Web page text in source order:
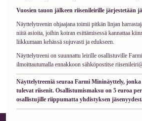
Vuosien tauon jälkeen riisenileirille järjestetään
Näyttelytreenin ohjaajana toimii pitkän linjan
niitä asioita, joihin koiran esittämisessä kannattaa
liikkumaan kehässä sujuvasti ja edukseen.
Näyttelytreeni on suunnattu leirille osallistuville
ilmoittautumalla ennakkoon sähköpostitse
Näyttelytreeniä seuraa Farmi Mininäyttely,
tulevat riisenit. Osallistumismaksu on 5 euroa
osallistujille riippumatta yhdistyksen